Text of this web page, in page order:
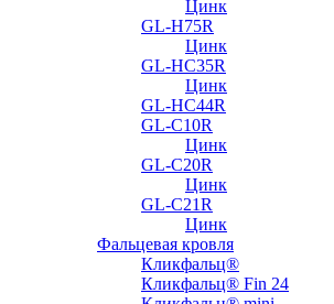
Цинк
GL-H75R
Цинк
GL-HC35R
Цинк
GL-HC44R
GL-С10R
Цинк
GL-С20R
Цинк
GL-С21R
Цинк
Фальцевая кровля
Кликфальц®
Кликфальц® Fin 24